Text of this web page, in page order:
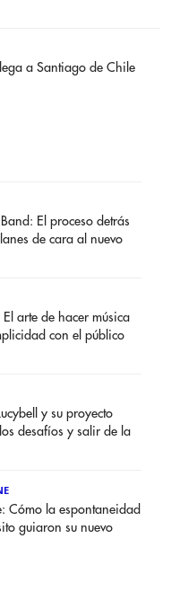
a Santiago de Chile
El proceso detrás
de cara al nuevo
El arte de hacer música
con el público
y su proyecto
desafíos y salir de la
Cómo la espontaneidad
guiaron su nuevo